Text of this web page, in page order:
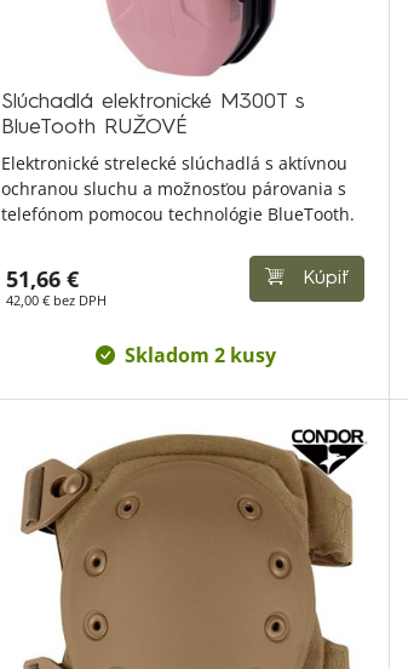
Slúchadlá elektronické M300T s
BlueTooth RUŽOVÉ
Elektronické strelecké slúchadlá s aktívnou
ochranou sluchu a možnosťou párovania s
telefónom pomocou technológie BlueTooth.
51,66 €
42,00 € bez DPH
Kúpiť
Skladom 2 kusy